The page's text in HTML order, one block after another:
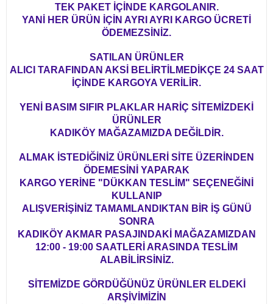
TEK PAKET İÇİNDE KARGOLANIR.
YANİ HER ÜRÜN İÇİN AYRI AYRI KARGO ÜCRETİ
ÖDEMEZSİNİZ.
SATILAN ÜRÜNLER
ALICI TARAFINDAN AKSİ BELİRTİLMEDİKÇE 24 SAAT
İÇİNDE KARGOYA VERİLİR.
YENİ BASIM SIFIR PLAKLAR HARİÇ SİTEMİZDEKİ
ÜRÜNLER
KADIKÖY MAĞAZAMIZDA DEĞİLDİR.
ALMAK İSTEDİĞİNİZ ÜRÜNLERİ SİTE ÜZERİNDEN
ÖDEMESİNİ YAPARAK
KARGO YERİNE "DÜKKAN TESLİM" SEÇENEĞİNİ
KULLANIP
ALIŞVERİŞİNİZ TAMAMLANDIKTAN BİR İŞ GÜNÜ
SONRA
KADIKÖY AKMAR PASAJINDAKİ MAĞAZAMIZDAN
12:00 - 19:00 SAATLERİ ARASINDA TESLİM
ALABİLİRSİNİZ.
SİTEMİZDE GÖRDÜĞÜNÜZ ÜRÜNLER ELDEKİ
ARŞİVİMİZİN